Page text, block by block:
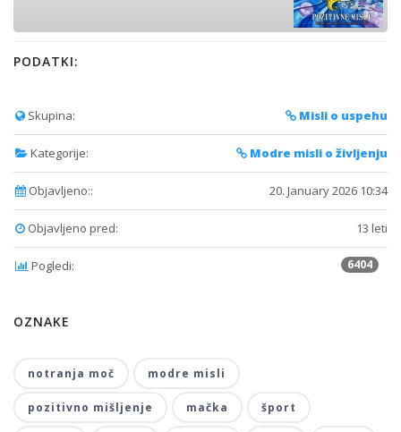
PODATKI:
Skupina: Misli o uspehu
Kategorije: Modre misli o življenju
Objavljeno:: 20. January 2026 10:34
Objavljeno pred: 13 leti
Pogledi: 6404
OZNAKE
notranja moč modre misli
pozitivno mišljenje mačka šport